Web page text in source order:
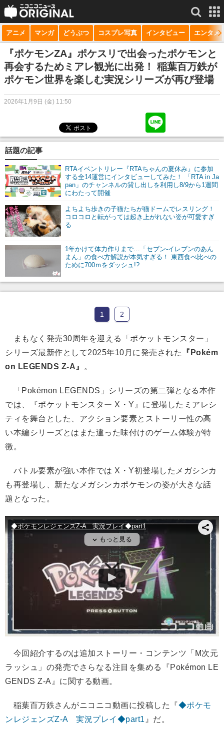
サービス一覧 もっと見る
niconico
動画
生放送
マンガ
ニコニコQ
アニメ マンガ どうぶつ コスプレ写真 インタビュー エンタメ
『ポケモンZA』ポケスリで出会ったポケモンと
再会するためミアレ観光に出発！ 稲葉百万鉄が
ポケモン世界を楽しむ実況シリーズが再び登場
2026年1月9日 (金) 11:50
話題の記事
RTAイベントリレー『RTAちゃんの夏休み』に参加
する全14運営にインタビューしてみた！ 「RTA in Ja
pan」のチャンネルの貸し出しを利用し8/9から1週間
にわたって開催
よちよち歩きの子猫たちが猫ドームでレスリング！
コロコロと転がっては起き上がれない姿が可愛すぎ
る
1年かけて体力作りまで…「セブン-イレブンのあん
まん」の食べ方解説が本気すぎる！ 東西食べ比べの
ために700ｍをダッシュ!?
1 2
まもなく発売30周年を迎える「ポケットモンスター」
シリーズ最新作として2025年10月に発売された
『Pokém
on LEGENDS Z-A』
。
「Pokémon LEGENDS」シリーズの第二弾となる本作
では、『ポケットモンスター X・Y』に登場したミアレシ
ティを舞台とした、アクション要素とストーリー性の高
い本編シリーズとはまた違った味付けのゲーム体験が特
徴。
バトル要素が強い本作では X・Y初登場したメガシンカ
も再登場し、新たなメガシンカポケモンの姿が大きな話
題となった。
今回紹介するのは追加ストーリー・コンテンツ「M次元
ラッシュ」の発売でさらなる注目を集める『Pokémon LE
GENDS Z-A』に関する動画。
稲葉百万鉄さんがニコニコ動画に投稿した『◆ポケモ
ンレジェンズZ-A 実況プレイ◆part1 』だ。